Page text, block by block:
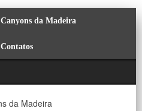
Canyons da Madeira
Contatos